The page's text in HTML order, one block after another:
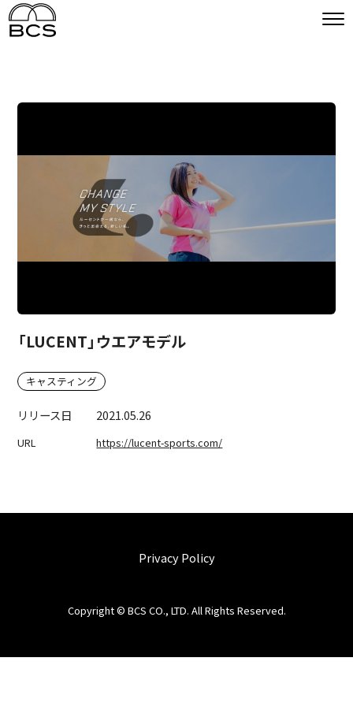
「LUCENT」ウエアモデル
キャスティング
リリース日 2021.05.26
URL https://lucent-sports.com/
Privacy Policy
Copyright © BCS CO., LTD. All Rights Reserved.